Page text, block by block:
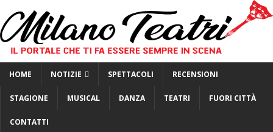
HOME NOTIZIE SPETTACOLI RECENSIONI
STAGIONE MUSICAL DANZA TEATRI FUORI CITTÀ
CONTATTI